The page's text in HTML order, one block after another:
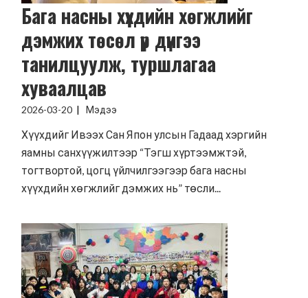
Бага насны хүүхдийн хөгжлийг
дэмжих төсөл үр дүнгээ
танилцуулж, туршлагаа
хуваалцав
2026-03-20 Мэдээ
Хүүхдийг Ивээх Сан Япон улсын Гадаад хэргийн
яамны санхүүжилтээр “Тэгш хүртээмжтэй,
тогтвортой, цогц үйлчилгээгээр бага насны
хүүхдийн хөгжлийг дэмжих нь” төсли...